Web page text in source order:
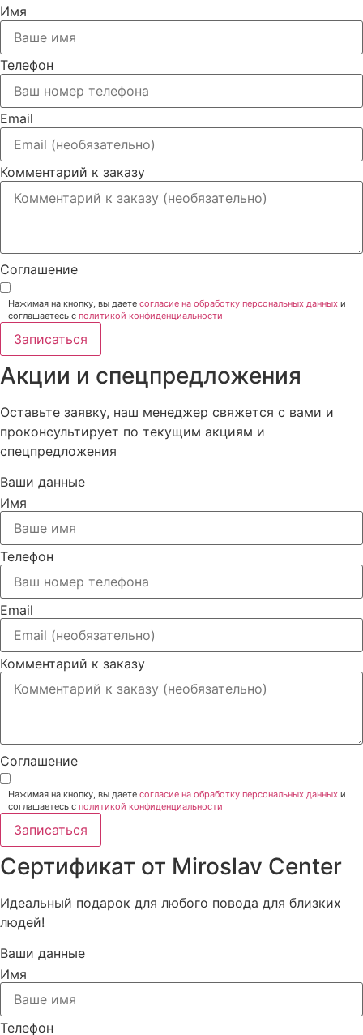
Имя
Телефон
Email
Комментарий к заказу
Соглашение
Нажимая на кнопку, вы даете согласие на обработку персональных данных и
соглашаетесь c политикой конфиденциальности
Записаться
Акции и спецпредложения
Оставьте заявку, наш менеджер свяжется с вами и
проконсультирует по текущим акциям и
спецпредложения
Ваши данные
Имя
Телефон
Email
Комментарий к заказу
Соглашение
Нажимая на кнопку, вы даете согласие на обработку персональных данных и
соглашаетесь c политикой конфиденциальности
Записаться
Сертификат от Miroslav Сenter
Идеальный подарок для любого повода для близких
людей!
Ваши данные
Имя
Телефон